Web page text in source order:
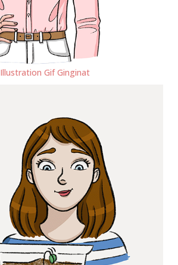
Illustration Gif Ginginat